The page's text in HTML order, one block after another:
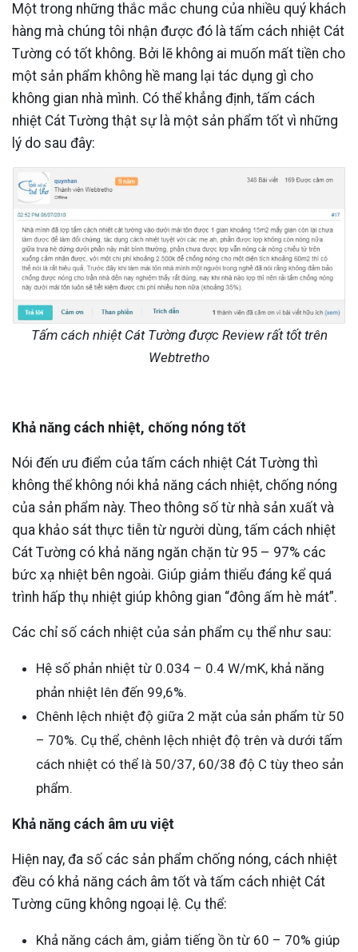
Một trong những thắc mắc chung của nhiều quý khách
hàng mà chúng tôi nhận được đó là tấm cách nhiệt Cát
Tường có tốt không. Bởi lẽ không ai muốn mất tiền cho
một sản phẩm không hề mang lại tác dụng gì cho
không gian nhà mình. Có thể khẳng định, tấm cách
nhiệt Cát Tường thật sự là một sản phẩm tốt vì những
lý do sau đây:
Tấm cách nhiệt Cát Tường được Review rất tốt trên
Webtretho
Khả năng cách nhiệt, chống nóng tốt
Nói đến ưu điểm của tấm cách nhiệt Cát Tường thì
không thể không nói khả năng cách nhiệt, chống nóng
của sản phẩm này. Theo thông số từ nhà sản xuất và
qua khảo sát thực tiễn từ người dùng, tấm cách nhiệt
Cát Tường có khả năng ngăn chặn từ 95 – 97% các
bức xạ nhiệt bên ngoài. Giúp giảm thiểu đáng kể quá
trình hấp thụ nhiệt giúp không gian “đông ấm hè mát”.
Các chỉ số cách nhiệt của sản phẩm cụ thể như sau:
Hệ số phản nhiệt từ 0.034 – 0.4 W/mK, khả năng
phản nhiệt lên đến 99,6%.
Chênh lệch nhiệt độ giữa 2 mặt của sản phẩm từ 50
– 70%. Cụ thể, chênh lệch nhiệt độ trên và dưới tấm
cách nhiệt có thể là 50/37, 60/38 độ C tùy theo sản
phẩm.
Khả năng cách âm ưu việt
Hiện nay, đa số các sản phẩm chống nóng, cách nhiệt
đều có khả năng cách âm tốt và tấm cách nhiệt Cát
Tường cũng không ngoại lệ. Cụ thể:
Khả năng cách âm, giảm tiếng ồn từ 60 – 70% giúp